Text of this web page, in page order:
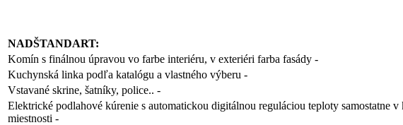
NADŠTANDART:
Komín s finálnou úpravou vo farbe interiéru, v exteriéri farba fasády -
Kuchynská linka podľa katalógu a vlastného výberu -
Vstavané skrine, šatníky, police.. -
Elektrické podlahové kúrenie s automatickou digitálnou reguláciou teploty samostatne v
miestnosti -